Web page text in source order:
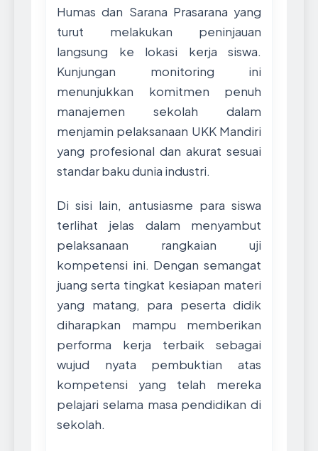
Humas dan Sarana Prasarana yang
turut melakukan peninjauan
langsung ke lokasi kerja siswa.
Kunjungan monitoring ini
menunjukkan komitmen penuh
manajemen sekolah dalam
menjamin pelaksanaan UKK Mandiri
yang profesional dan akurat sesuai
standar baku dunia industri.
Di sisi lain, antusiasme para siswa
terlihat jelas dalam menyambut
pelaksanaan rangkaian uji
kompetensi ini. Dengan semangat
juang serta tingkat kesiapan materi
yang matang, para peserta didik
diharapkan mampu memberikan
performa kerja terbaik sebagai
wujud nyata pembuktian atas
kompetensi yang telah mereka
pelajari selama masa pendidikan di
sekolah.